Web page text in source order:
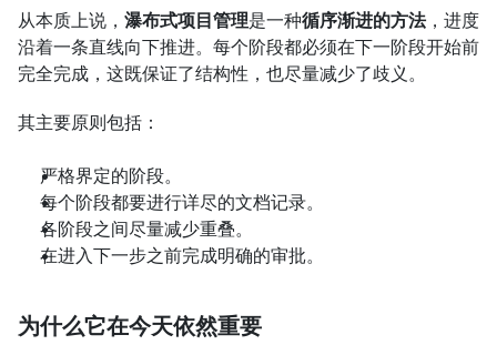
从本质上说， 瀑布式项目管理是一种循序渐进的方法，进度
沿着一条直线向下推进。每个阶段都必须在下一阶段开始前
完全完成，这既保证了结构性，也尽量减少了歧义。
其主要原则包括：
严格界定的阶段。
每个阶段都要进行详尽的文档记录。
各阶段之间尽量减少重叠。
在进入下一步之前完成明确的审批。
为什么它在今天依然重要